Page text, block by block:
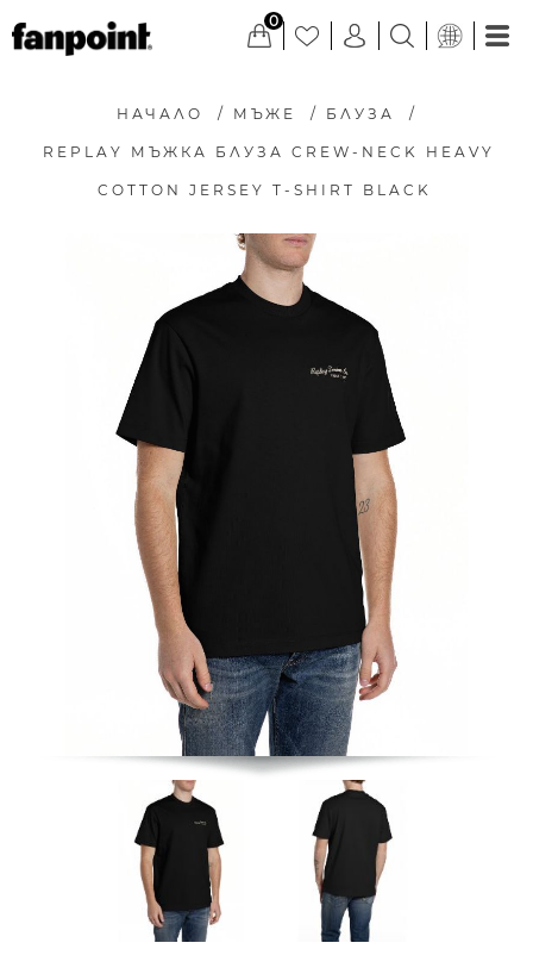
0
НАЧАЛО / МЪЖЕ / БЛУЗА /
REPLAY МЪЖКА БЛУЗА CREW-NECK HEAVY
COTTON JERSEY T-SHIRT BLACK